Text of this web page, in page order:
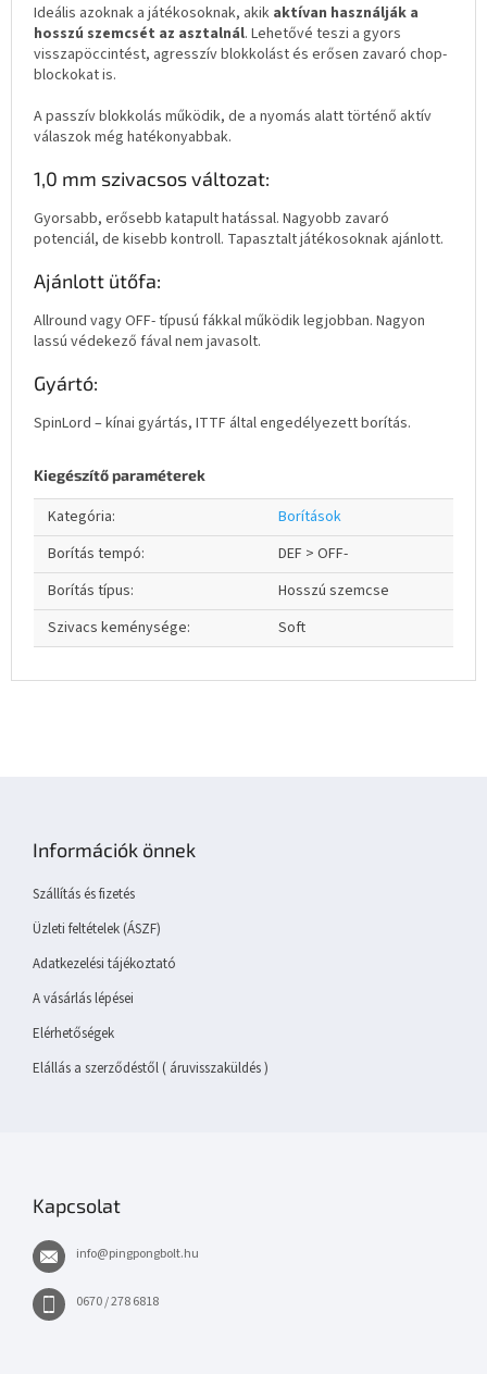
Ideális azoknak a játékosoknak, akik aktívan használják a
hosszú szemcsét az asztalnál. Lehetővé teszi a gyors
visszapöccintést, agresszív blokkolást és erősen zavaró chop-
blockokat is.
A passzív blokkolás működik, de a nyomás alatt történő aktív
válaszok még hatékonyabbak.
1,0 mm szivacsos változat:
Gyorsabb, erősebb katapult hatással. Nagyobb zavaró
potenciál, de kisebb kontroll. Tapasztalt játékosoknak ajánlott.
Ajánlott ütőfa:
Allround vagy OFF- típusú fákkal működik legjobban. Nagyon
lassú védekező fával nem javasolt.
Gyártó:
SpinLord – kínai gyártás, ITTF által engedélyezett borítás.
Kiegészítő paraméterek
Kategória:
Borítások
Borítás tempó:
DEF > OFF-
Borítás típus:
Hosszú szemcse
Szivacs keménysége: Soft
Információk önnek
Szállítás és fizetés
Üzleti feltételek (ÁSZF)
Adatkezelési tájékoztató
A vásárlás lépései
Elérhetőségek
Elállás a szerződéstől ( áruvisszaküldés )
Kapcsolat
info@pingpongbolt.hu
0670 / 278 6818